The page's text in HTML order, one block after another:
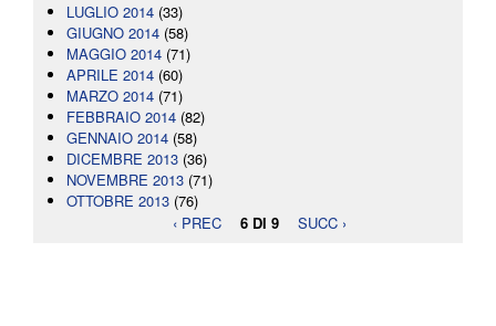
LUGLIO 2014 (33)
GIUGNO 2014 (58)
MAGGIO 2014 (71)
APRILE 2014 (60)
MARZO 2014 (71)
FEBBRAIO 2014 (82)
GENNAIO 2014 (58)
DICEMBRE 2013 (36)
NOVEMBRE 2013 (71)
OTTOBRE 2013 (76)
‹ PREC
6 DI 9 SUCC ›